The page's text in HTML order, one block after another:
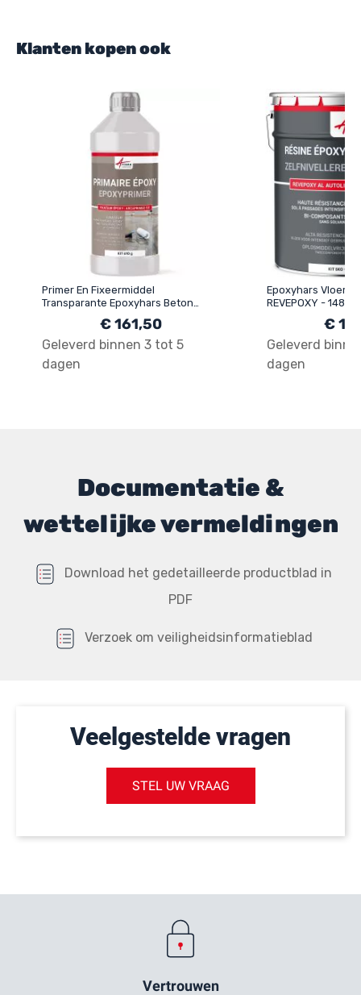
Klanten kopen ook
Primer En Fixeermiddel
Transparante Epoxyhars Beton
€ 161,50
Geleverd binnen 3 tot 5
dagen
Epoxyhars Vloer,
REVEPOXY - 148
€
Geleverd
dagen
Documentatie &
wettelijke vermeldingen
Download het gedetailleerde productblad in
PDF
Verzoek om veiligheidsinformatieblad
Veelgestelde vragen
STEL UW VRAAG
Vertrouwen